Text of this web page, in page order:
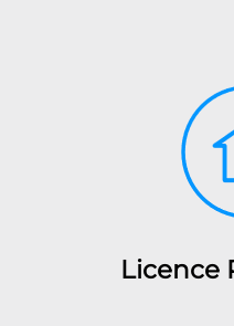
Licence